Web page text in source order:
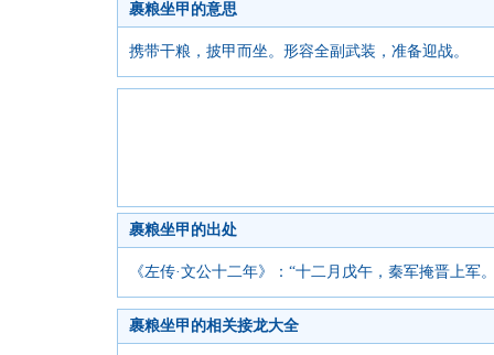
裹粮坐甲的意思
携带干粮，披甲而坐。形容全副武装，准备迎战。
裹粮坐甲的出处
《左传·文公十二年》：“十二月戊午，秦军掩晋上
裹粮坐甲的相关接龙大全